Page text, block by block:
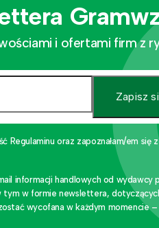
i ofertami firm z
Zapisz
Regulaminu oraz zapoznałam/em się z
informacji handlowych od wydawcy
tym w formie newslettera,
wycofana w każdym momencie –